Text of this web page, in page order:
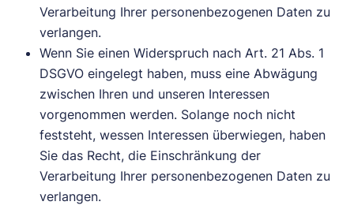
Verarbeitung Ihrer personenbezogenen Daten zu
verlangen.
Wenn Sie einen Widerspruch nach Art. 21 Abs. 1
DSGVO eingelegt haben, muss eine Abwägung
zwischen Ihren und unseren Interessen
vorgenommen werden. Solange noch nicht
feststeht, wessen Interessen überwiegen, haben
Sie das Recht, die Einschränkung der
Verarbeitung Ihrer personenbezogenen Daten zu
verlangen.